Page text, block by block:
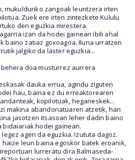
mukulduriko zangoak leuntzera irten
Zuek ere irten zintezkete Kululu
den eguzkia mirestera.
izan da hodei gainean ibili ahal
baino zatiaz goxoagoa. Iluna urratzen
jalgiko da laster eguzkia...
doa musturrez aurrera
dauka errua, agindu ziguten
hau, baina ez du erreaktorearen
kopilotuak, heganeskek...
makina abandonatuaren atzetik, han
jasotzen itsasoan leher dadin baino
bidaiariak hodei gainean.
ageri da eguzkia. Izututa dagoz.
leun baina egoskor batek eroanik,
lurreratu dira Balmaseda-